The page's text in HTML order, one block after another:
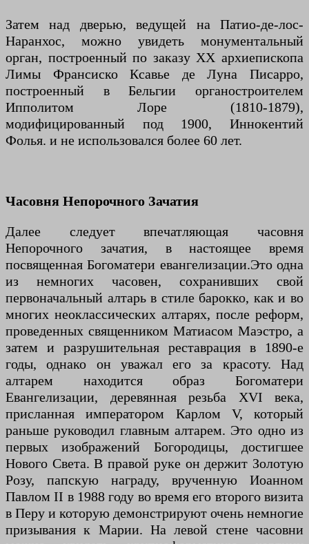
Затем над дверью, ведущей на Патио-де-лос-
Наранхос, можно увидеть монументальный
орган, построенный по заказу ХХ архиепископа
Лимы Франсиско Ксавье де Луна Писарро,
построенный в Бельгии органостроителем
Ипполитом Лоре (1810-1879),
модифицированный под 1900, Иннокентий
Фолья. и не использовался более 60 лет.
Часовня Непорочного Зачатия
Далее следует впечатляющая часовня
Непорочного зачатия, в настоящее время
посвященная Богоматери евангелизации.Это одна
из немногих часовен, сохранивших свой
первоначальный алтарь в стиле барокко, как и во
многих неоклассических алтарях, после реформ,
проведенных священником Матиасом Маэстро, а
затем и разрушительная реставрация в 1890-е
годы, однако он уважал его за красоту. Над
алтарем находится образ Богоматери
Евангелизации, деревянная резьба XVI века,
присланная императором Карлом V, который
раньше руководил главным алтарем. Это одно из
первых изображений Богородицы, достигшее
Нового Света. В правой руке он держит Золотую
Розу, папскую награду, врученную Иоанном
Павлом II в 1988 году во время его второго визита
в Перу и которую демонстрируют очень немногие
призывания к Марии. На левой стене часовни